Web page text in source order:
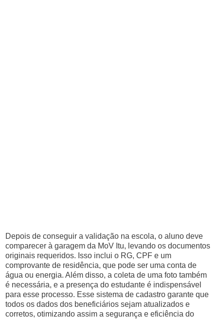
Depois de conseguir a validação na escola, o aluno deve
comparecer à garagem da MoV Itu, levando os documentos
originais requeridos. Isso inclui o RG, CPF e um
comprovante de residência, que pode ser uma conta de
água ou energia. Além disso, a coleta de uma foto também
é necessária, e a presença do estudante é indispensável
para esse processo. Esse sistema de cadastro garante que
todos os dados dos beneficiários sejam atualizados e
corretos, otimizando assim a segurança e eficiência do